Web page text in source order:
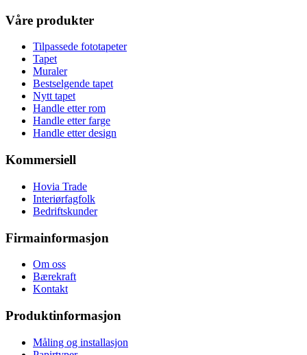
Våre produkter
Tilpassede fototapeter
Tapet
Muraler
Bestselgende tapet
Nytt tapet
Handle etter rom
Handle etter farge
Handle etter design
Kommersiell
Hovia Trade
Interiørfagfolk
Bedriftskunder
Firmainformasjon
Om oss
Bærekraft
Kontakt
Produktinformasjon
Måling og installasjon